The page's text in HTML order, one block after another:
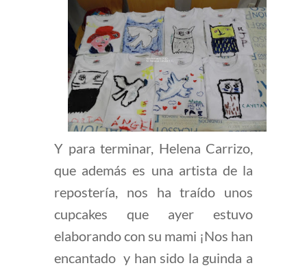
Y para terminar, Helena Carrizo,
que además es una artista de la
repostería, nos ha traído unos
cupcakes que ayer estuvo
elaborando con su mami ¡Nos han
encantado y han sido la guinda a